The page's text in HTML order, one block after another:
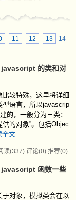
11 12 13 14
javascript 的类和对
较特殊，这里将详细
语言，所以javascrip
的，一般分为三类：
供的对象”。包括Objec
全文
读(337) 评论(0) 推荐(0)
javascript 函数一些
对象，模拟类会在以